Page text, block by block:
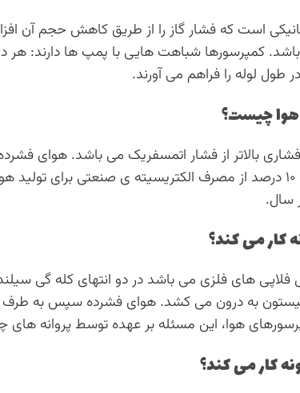
است که فشار گاز را از طریق کاهش حجم آن
کمپرسورها شباهت هایی با پمپ ها دارند: هر
طول لوله را فراهم می آورند.
بالاتر از فشار اتمسفریک می باشد. هوای
صنعتی کاربرد دارد. در اروپا ۱۰ درصد از مصرف الکتریسیته ی صنعتی
کار می کند؟
های فلزی می باشد در دو انتهای کله گی سیلندر
به درون می کشد. هوای فشرده سپس به
هوا، این مسئله بر عهده توسط پروانه
کار می کند؟